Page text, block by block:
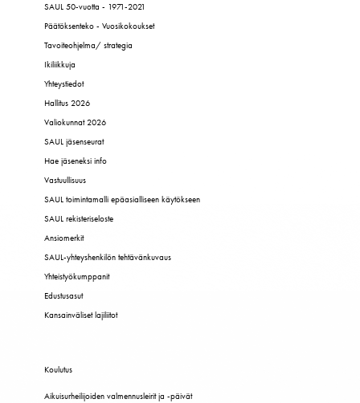
SAUL 50-vuotta - 1971-2021
Päätöksenteko - Vuosikokoukset
Tavoiteohjelma/ strategia
Ikiliikkuja
Yhteystiedot
Hallitus 2026
Valiokunnat 2026
SAUL jäsenseurat
Hae jäseneksi info
Vastuullisuus
SAUL toimintamalli epäasialliseen käytökseen
SAUL rekisteriseloste
Ansiomerkit
SAUL-yhteyshenkilön tehtävänkuvaus
Yhteistyökumppanit
Edustusasut
Kansainväliset lajiliitot
Koulutus
Aikuisurheilijoiden valmennusleirit ja -päivät